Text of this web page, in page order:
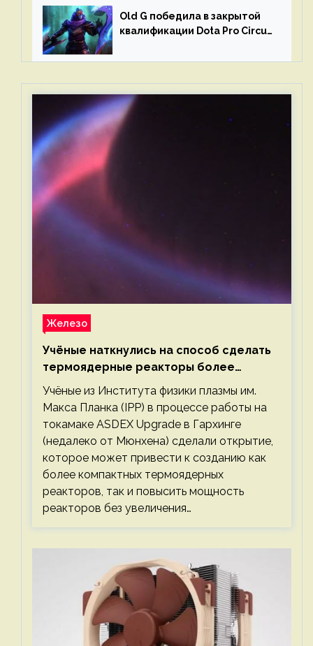
Old G победила в закрытой
квалификации Dota Pro Circuit
Железо
Учёные наткнулись на способ сделать
термоядерные реакторы более
компактными или мощными
Учёные из Института физики плазмы им.
Макса Планка (IPP) в процессе работы на
токамаке ASDEX Upgrade в Гархинге
(недалеко от Мюнхена) сделали открытие,
которое может привести к созданию как
более компактных термоядерных
реакторов, так и повысить мощность
реакторов без увеличения…